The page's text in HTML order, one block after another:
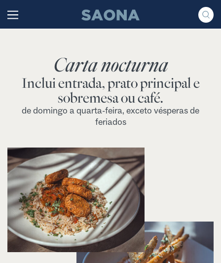
Grupo Saona
Carta nocturna
Inclui entrada, prato principal e
sobremesa ou café.
de domingo a quarta-feira, exceto vésperas de
feriados